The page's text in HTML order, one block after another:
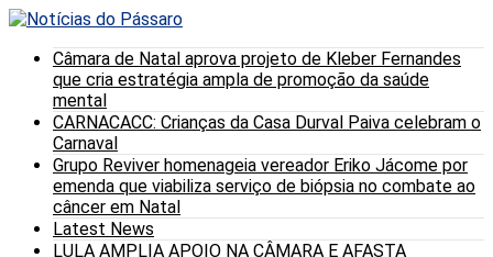
Câmara de Natal aprova projeto de Kleber Fernandes
que cria estratégia ampla de promoção da saúde
mental
CARNACACC: Crianças da Casa Durval Paiva celebram o
Carnaval
Grupo Reviver homenageia vereador Eriko Jácome por
emenda que viabiliza serviço de biópsia no combate ao
câncer em Natal
Latest News
LULA AMPLIA APOIO NA CÂMARA E AFASTA